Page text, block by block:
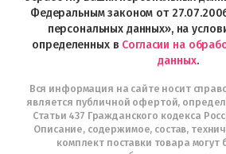
Федеральным законом от
персональных данных», на
определенных в Согласии на
данных.
Вся информация на сайте носит
является публичной офертой,
Статьи 437 Гражданского кодекса
Описание, содержимое, состав,
комплект поставки товара